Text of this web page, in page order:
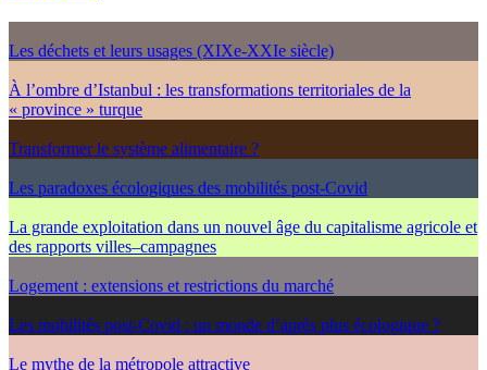
Les déchets et leurs usages (XIXe-XXIe siècle)
À l’ombre d’Istanbul : les transformations territoriales de la
« province » turque
Transformer le système alimentaire ?
Les paradoxes écologiques des mobilités post-Covid
La grande exploitation dans un nouvel âge du capitalisme agricole et
des rapports villes–campagnes
Logement : extensions et restrictions du marché
Les mobilités post-Covid : un monde d’après plus écologique ?
Le mythe de la métropole attractive